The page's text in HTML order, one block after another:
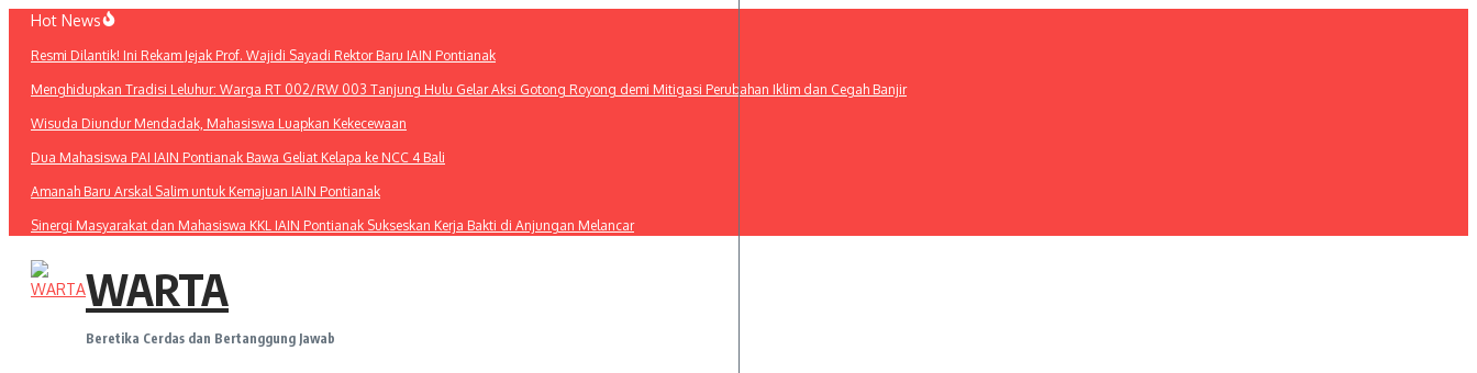
Lewati
konten
Hot News
Resmi Dilantik! Ini Rekam Jejak Prof. Wajidi Sayadi Rektor Baru IAIN Pontianak
Menghidupkan Tradisi Leluhur: Warga RT 002/RW 003 Tanjung Hulu Gelar Aksi Gotong Royong demi Mitigasi Perubahan Iklim dan Cegah Banjir
Wisuda Diundur Mendadak, Mahasiswa Luapkan Kekecewaan
Dua Mahasiswa PAI IAIN Pontianak Bawa Geliat Kelapa ke NCC 4 Bali
Amanah Baru Arskal Salim untuk Kemajuan IAIN Pontianak
Sinergi Masyarakat dan Mahasiswa KKL IAIN Pontianak Sukseskan Kerja Bakti di Anjungan Melancar
WARTA
Beretika Cerdas dan Bertanggung Jawab